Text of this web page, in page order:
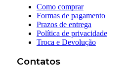
Como comprar
Formas de pagamento
Prazos de entrega
Política de privacidade
Troca e Devolução
Contatos